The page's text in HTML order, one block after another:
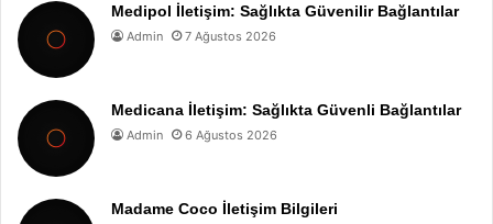
Medipol İletişim: Sağlıkta Güvenilir Bağlantılar
Admin 7 Ağustos 2026
Medicana İletişim: Sağlıkta Güvenli Bağlantılar
Admin 6 Ağustos 2026
Madame Coco İletişim Bilgileri